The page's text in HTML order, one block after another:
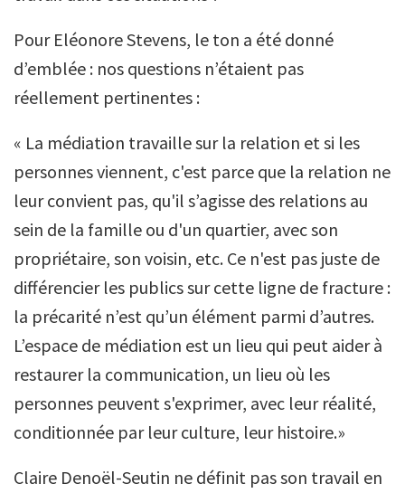
Pour Eléonore Stevens, le ton a été donné
d’emblée : nos questions n’étaient pas
réellement pertinentes :
« La médiation travaille sur la relation et si les
personnes viennent, c'est parce que la relation ne
leur convient pas, qu'il s’agisse des relations au
sein de la famille ou d'un quartier, avec son
propriétaire, son voisin, etc. Ce n'est pas juste de
différencier les publics sur cette ligne de fracture :
la précarité n’est qu’un élément parmi d’autres.
L’espace de médiation est un lieu qui peut aider à
restaurer la communication, un lieu où les
personnes peuvent s'exprimer, avec leur réalité,
conditionnée par leur culture, leur histoire.»
Claire Denoël-Seutin ne définit pas son travail en